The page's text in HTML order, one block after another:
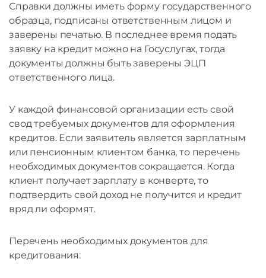
Справки должны иметь форму государственного
образца, подписаны ответственным лицом и
заверены печатью. В последнее время подать
заявку на кредит можно на Госуслугах, тогда
документы должны быть заверены ЭЦП
ответственного лица.
У каждой финансовой организации есть свой
свод требуемых документов для оформления
кредитов. Если заявитель является зарплатным
или пенсионным клиентом банка, то перечень
необходимых документов сокращается. Когда
клиент получает зарплату в конверте, то
подтвердить свой доход не получится и кредит
вряд ли оформят.
Перечень необходимых документов для
кредитования: